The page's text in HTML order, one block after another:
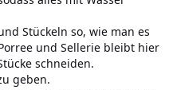
Stückeln so, wie man es
und Sellerie bleibt hier
schneiden.
geben.